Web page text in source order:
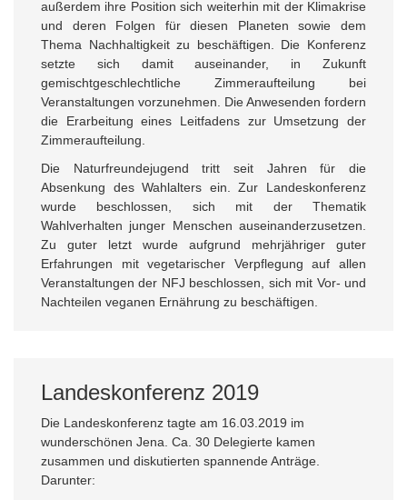
außerdem ihre Position sich weiterhin mit der Klimakrise
und deren Folgen für diesen Planeten sowie dem
Thema Nachhaltigkeit zu beschäftigen. Die Konferenz
setzte sich damit auseinander, in Zukunft
gemischtgeschlechtliche Zimmeraufteilung bei
Veranstaltungen vorzunehmen. Die Anwesenden fordern
die Erarbeitung eines Leitfadens zur Umsetzung der
Zimmeraufteilung.
Die Naturfreundejugend tritt seit Jahren für die
Absenkung des Wahlalters ein. Zur Landeskonferenz
wurde beschlossen, sich mit der Thematik
Wahlverhalten junger Menschen auseinanderzusetzen.
Zu guter letzt wurde aufgrund mehrjähriger guter
Erfahrungen mit vegetarischer Verpflegung auf allen
Veranstaltungen der NFJ beschlossen, sich mit Vor- und
Nachteilen veganen Ernährung zu beschäftigen.
Landeskonferenz 2019
Die Landeskonferenz tagte am 16.03.2019 im
wunderschönen Jena. Ca. 30 Delegierte kamen
zusammen und diskutierten spannende Anträge.
Darunter: